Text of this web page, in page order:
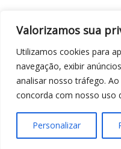
Valorizamos sua
Utilizamos cookies para
navegação, exibir
analisar nosso tráfego.
concorda com nosso uso
Personalizar